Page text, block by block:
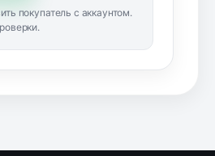
покупатель с аккаунтом.